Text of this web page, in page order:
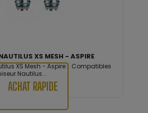
XS MESH - ASPIRE
XS Mesh - Aspire : Compatibles
Nautilus...
ACHAT RAPIDE